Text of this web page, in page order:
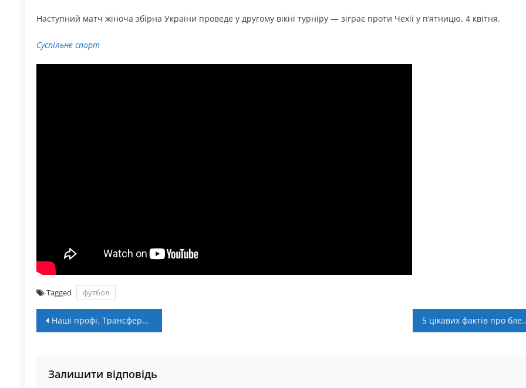
Наступний матч жіноча збірна України проведе у другому вікні турніру — зіграє проти Чехії у п’ятницю, 4 квітня.
Суспільне спорт
Tagged футбол
Навігація
Наші профі. Трансфери: інтерес “ЮКСИ”, нові клуби Катрича та Романчука 5 цікавих
Залишити відповідь